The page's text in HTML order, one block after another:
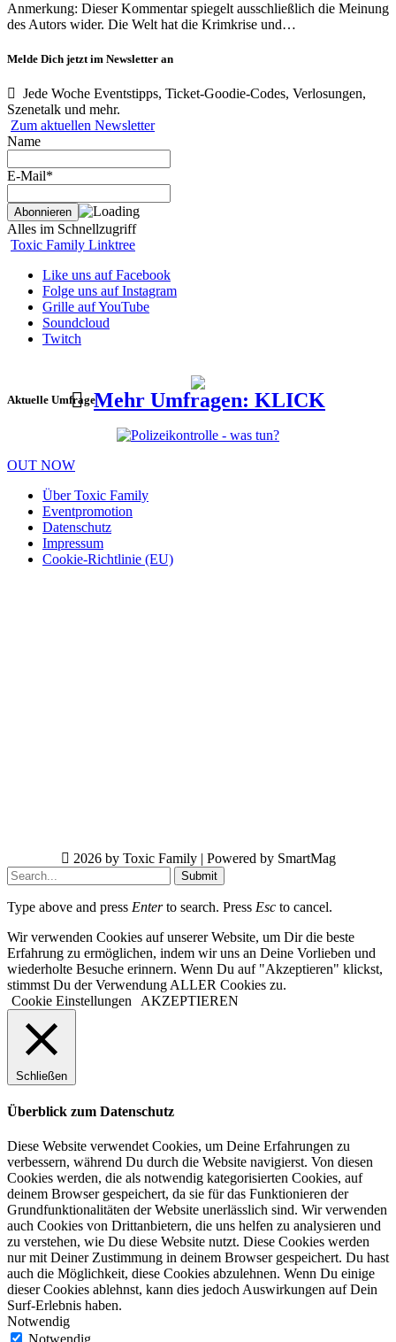
Anmerkung: Dieser Kommentar spiegelt ausschließlich die Meinung
des Autors wider. Die Welt hat die Krimkrise und…
Melde Dich jetzt im Newsletter an
Jede Woche Eventstipps, Ticket-Goodie-Codes, Verlosungen,
Szenetalk und mehr.
Zum aktuellen Newsletter
Name
E-Mail*
Alles im Schnellzugriff
Toxic Family Linktree
Like uns auf Facebook
Folge uns auf Instagram
Grille auf YouTube
Soundcloud
Twitch
Aktuelle UmfrageMehr Umfragen: KLICK
OUT NOW
Über Toxic Family
Eventpromotion
Datenschutz
Impressum
Cookie-Richtlinie (EU)
2026 by Toxic Family | Powered by SmartMag
Submit
Type above and press Enterto search. Press Esc to cancel.
Wir verwenden Cookies auf unserer Website, um Dir die beste
Erfahrung zu ermöglichen, indem wir uns an Deine Vorlieben und
wiederholte Besuche erinnern. Wenn Du auf "Akzeptieren" klickst,
stimmst Du der Verwendung ALLER Cookies zu.
Cookie Einstellungen
AKZEPTIEREN
Schließen
Überblick zum Datenschutz
Diese Website verwendet Cookies, um Deine Erfahrungen zu
verbessern, während Du durch die Website navigierst. Von diesen
Cookies werden, die als notwendig kategorisierten Cookies, auf
deinem Browser gespeichert, da sie für das Funktionieren der
Grundfunktionalitäten der Website unerlässlich sind. Wir verwenden
auch Cookies von Drittanbietern, die uns helfen zu analysieren und
zu verstehen, wie Du diese Website nutzt. Diese Cookies werden
nur mit Deiner Zustimmung in deinem Browser gespeichert. Du hast
auch die Möglichkeit, diese Cookies abzulehnen. Wenn Du einige
dieser Cookies ablehnst, kann dies jedoch Auswirkungen auf Dein
Surf-Erlebnis haben.
Notwendig
Notwendig